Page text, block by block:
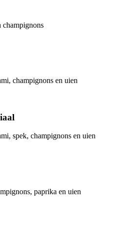
champignons
champignons en uien
spek, champignons en uien
paprika en uien